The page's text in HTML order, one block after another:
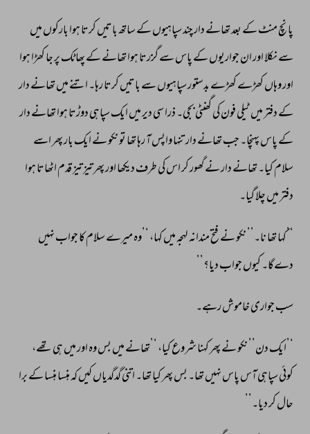
پانچ منٹ کے بعد تھانے دار چند سپاہیوں کے ساتھ باتیں کرتا ہوا بارکوں میں
سے نکلا اور ان جواریوں کے پاس سے گزرتا ہوا تھانے کے پھاٹک پر جا کھڑا ہوا
اور وہاں کھڑے کھڑے بدستور سپاہیوں سے باتیں کرتا رہا۔ اتنے میں تھانے دار
کے دفتر میں ٹیلی فون کی گھنٹی بجی۔ ذرا سی دیر میں ایک سپاہی دوڑتا ہوا تھانے دار
کے پاس پہنچا۔ جب تھانے دار تنہا واپس آ رہا تھا تو نکو نے ایک بار پھر اسے
سلام کیا۔ تھانے دار نے گھور کر اس کی طرف دیکھا اور پھر تیز تیز قدم اٹھاتا ہوا
دفتر میں چلا گیا۔
‘’کہا تھا نا۔’’ نکو نے فتح مندانہ لہجہ میں کہا، ‘’وہ میرے سلام کا جواب نہیں
دےگا۔ کیوں جواب دیا؟’’
سب جواری خاموش رہے۔
‘’ایک دن’’ نکو نے پھر کہنا شروع کیا، ‘’تھانے میں بس وہ اور میں ہی تھے،
کوئی سپاہی آس پاس نہیں تھا۔ بس پھر کیا تھا۔ اتنی گدگدیاں کیں کہ ہنسا ہنسا کے برا
حال کر دیا۔’’